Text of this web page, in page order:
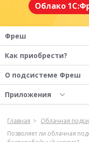
Облако
Фреш
Как приобрести?
О подсистеме Фреш
Приложения
Главная Облачная
Позволяет ли облачная